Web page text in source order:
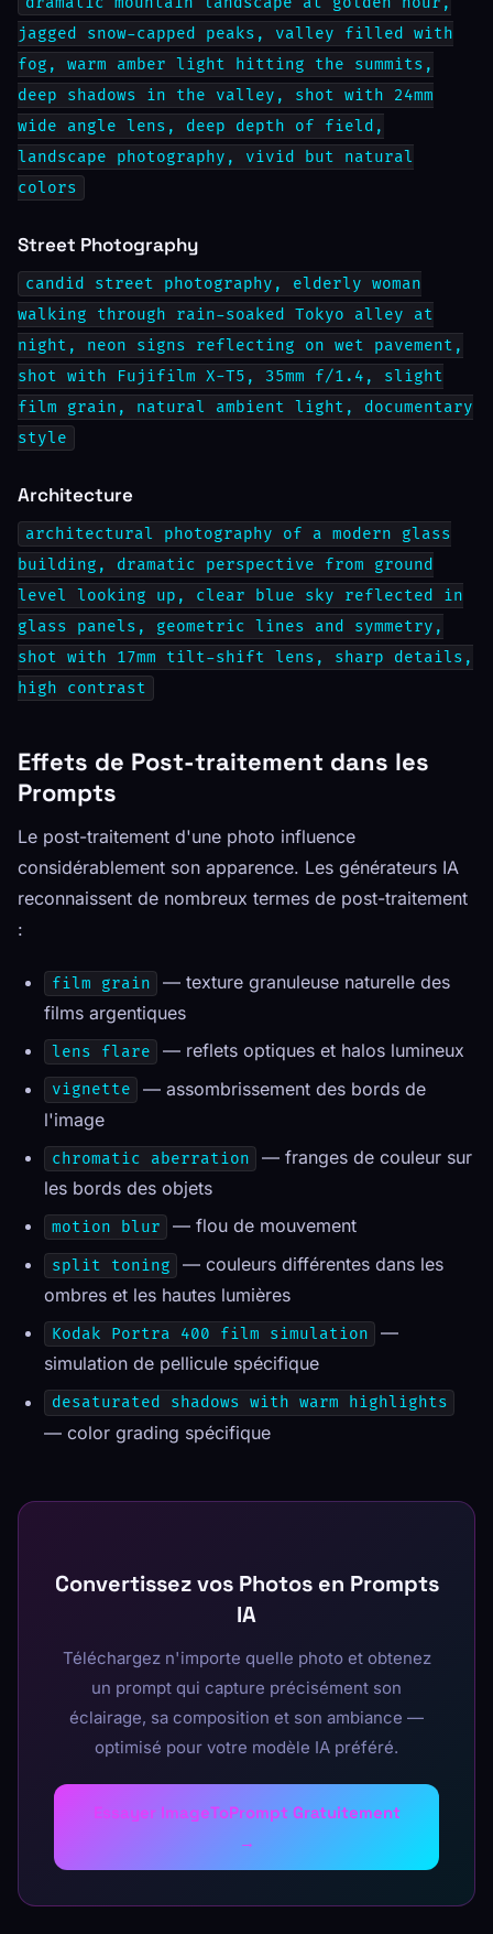
jagged snow-capped peaks, valley filled with
fog, warm amber light hitting the summits,
deep shadows in the valley, shot with 24mm
wide angle lens, deep depth of field,
landscape photography, vivid but natural
colors
Street Photography
candid street photography, elderly woman
walking through rain-soaked Tokyo alley at
night, neon signs reflecting on wet pavement,
shot with Fujifilm X-T5, 35mm f/1.4, slight
film grain, natural ambient light, documentary
style
Architecture
architectural photography of a modern glass
building, dramatic perspective from ground
level looking up, clear blue sky reflected in
glass panels, geometric lines and symmetry,
shot with 17mm tilt-shift lens, sharp details,
high contrast
Effets de Post-traitement dans les
Prompts
Le post-traitement d'une photo influence
considérablement son apparence. Les générateurs IA
reconnaissent de nombreux termes de post-traitement
:
film grain
— texture granuleuse naturelle des
films argentiques
lens flare — reflets optiques et halos lumineux
vignette
— assombrissement des bords de
l'image
chromatic aberration
— franges de couleur sur
les bords des objets
motion blur — flou de mouvement
split toning
— couleurs différentes dans les
ombres et les hautes lumières
Kodak Portra 400 film simulation
—
simulation de pellicule spécifique
desaturated shadows with warm highlights
— color grading spécifique
Convertissez vos Photos en Prompts
IA
Téléchargez n'importe quelle photo et obtenez
un prompt qui capture précisément son
éclairage, sa composition et son ambiance —
optimisé pour votre modèle IA préféré.
Essayer ImageToPrompt Gratuitement
→